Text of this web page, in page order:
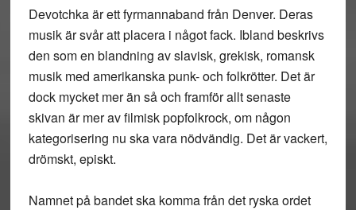
Devotchka är ett fyrmannaband från Denver. Deras
musik är svår att placera i något fack. Ibland beskrivs
den som en blandning av slavisk, grekisk, romansk
musik med amerikanska punk- och folkrötter. Det är
dock mycket mer än så och framför allt senaste
skivan är mer av filmisk popfolkrock, om någon
kategorisering nu ska vara nödvändig. Det är vackert,
drömskt, episkt.
Namnet på bandet ska komma från det ryska ordet